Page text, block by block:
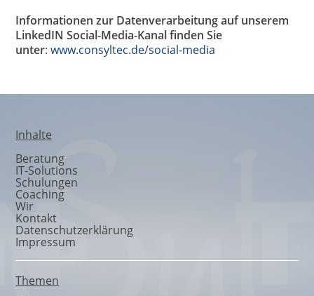
Informationen zur Datenverarbeitung auf unserem
LinkedIN Social-Media-Kanal finden Sie
unter:www.consyltec.de/social-media
Inhalte
Beratung
IT-Solutions
Schulungen
Coaching
Wir
Kontakt
Datenschutzerklärung
Impressum
Themen